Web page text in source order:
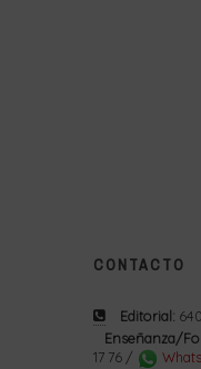
CONTACTO
Editorial:
Enseñanza/
17 76 /